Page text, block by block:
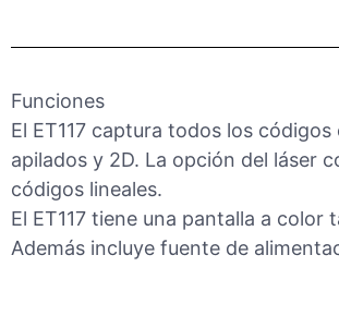
Funciones
El ET117 captura todos los
apilados y 2D. La opción del láser
códigos lineales.
El ET117 tiene una pantalla a
Además incluye fuente de